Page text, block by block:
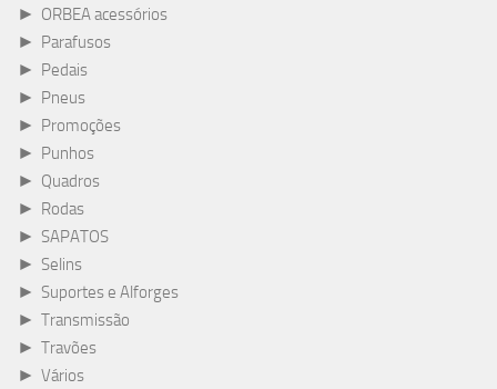
► ORBEA acessórios
► Parafusos
► Pedais
► Pneus
► Promoções
► Punhos
► Quadros
► Rodas
► SAPATOS
► Selins
► Suportes e Alforges
► Transmissão
► Travões
► Vários